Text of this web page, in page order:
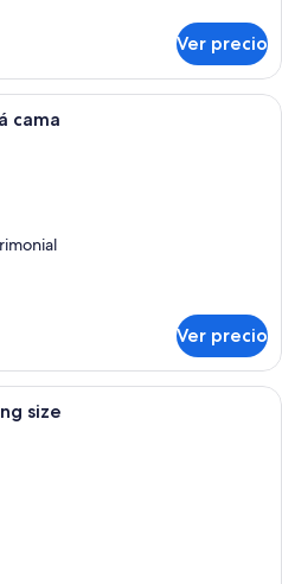
Ver precio
Habitación de hotel moderna con
cama
Ver precio
Una sala de estar moderna con un
size